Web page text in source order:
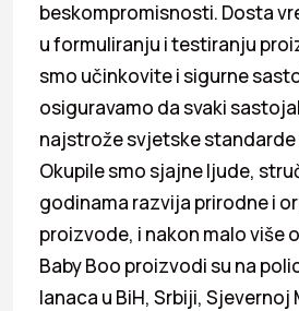
beskompromisnosti. Dosta
u formuliranju i testiranju
smo učinkovite i sigurne
osiguravamo da svaki
najstrože svjetske
Okupile smo sjajne ljude,
godinama razvija prirodne i
proizvode, i nakon malo više
Baby Boo proizvodi su na
lanaca u BiH, Srbiji, Sjevernoj